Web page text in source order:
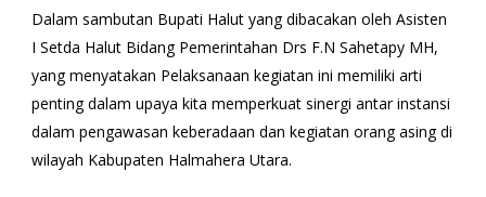
Dalam sambutan Bupati Halut yang dibacakan oleh Asisten
I Setda Halut Bidang Pemerintahan Drs F.N Sahetapy MH,
yang menyatakan Pelaksanaan kegiatan ini memiliki arti
penting dalam upaya kita memperkuat sinergi antar instansi
dalam pengawasan keberadaan dan kegiatan orang asing di
wilayah Kabupaten Halmahera Utara.